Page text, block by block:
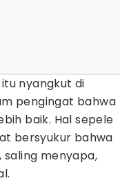
nyangkut di
pengingat bahwa
baik. Hal sepele
bersyukur bahwa
saling menyapa,